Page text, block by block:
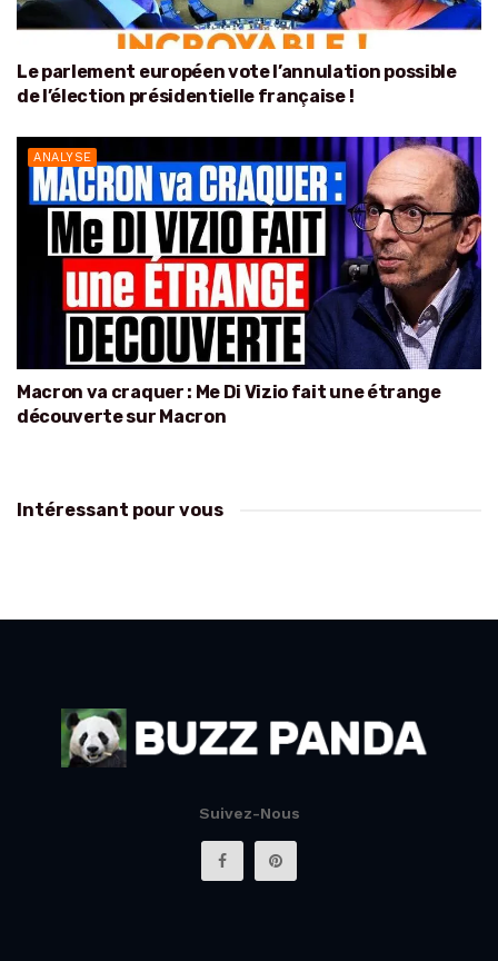
Le parlement européen vote l’annulation possible
de l’élection présidentielle française !
ANALYSE
Macron va craquer : Me Di Vizio fait une étrange
découverte sur Macron
Intéressant pour vous
Suivez-Nous